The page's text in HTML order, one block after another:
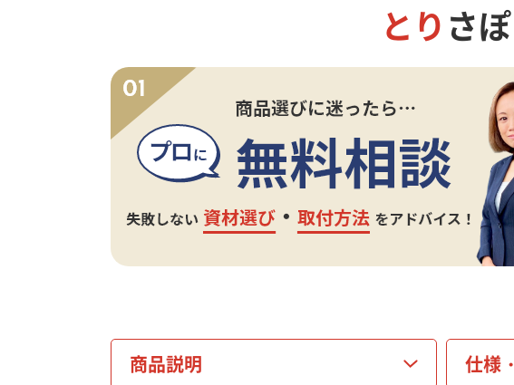
とり さぽ
商品説明 仕様・